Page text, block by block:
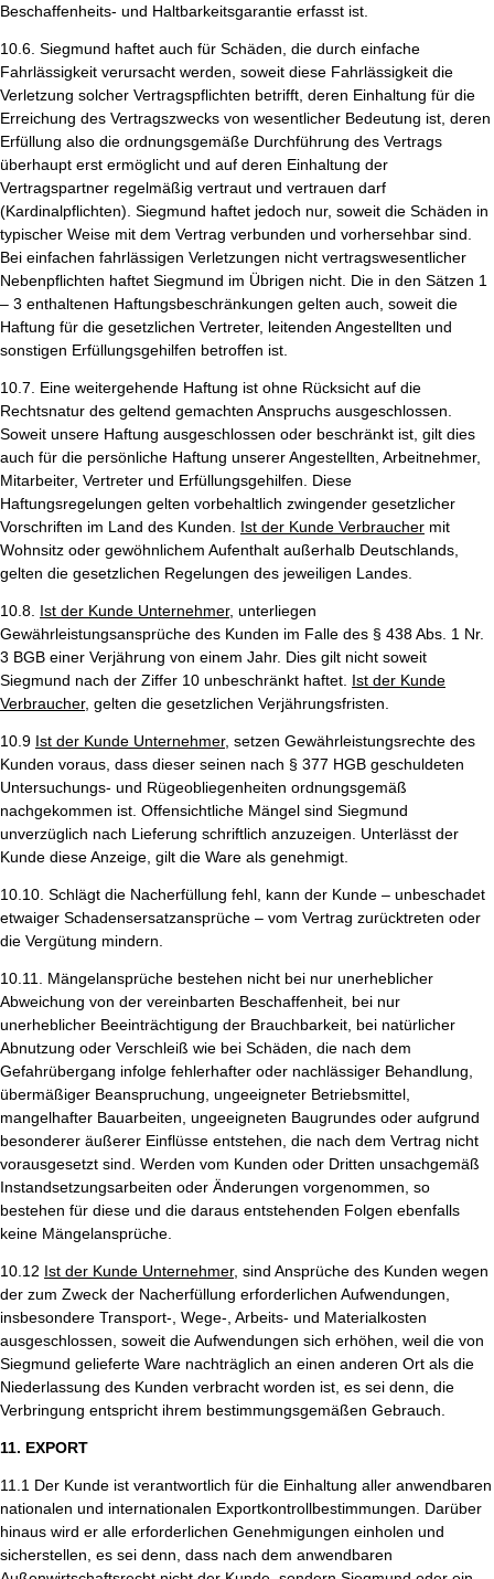
Beschaffenheits- und Haltbarkeitsgarantie erfasst ist.
10.6. Siegmund haftet auch für Schäden, die durch einfache
Fahrlässigkeit verursacht werden, soweit diese Fahrlässigkeit die
Verletzung solcher Vertragspflichten betrifft, deren Einhaltung für die
Erreichung des Vertragszwecks von wesentlicher Bedeutung ist, deren
Erfüllung also die ordnungsgemäße Durchführung des Vertrags
überhaupt erst ermöglicht und auf deren Einhaltung der
Vertragspartner regelmäßig vertraut und vertrauen darf
(Kardinalpflichten). Siegmund haftet jedoch nur, soweit die Schäden in
typischer Weise mit dem Vertrag verbunden und vorhersehbar sind.
Bei einfachen fahrlässigen Verletzungen nicht vertragswesentlicher
Nebenpflichten haftet Siegmund im Übrigen nicht. Die in den Sätzen 1
– 3 enthaltenen Haftungsbeschränkungen gelten auch, soweit die
Haftung für die gesetzlichen Vertreter, leitenden Angestellten und
sonstigen Erfüllungsgehilfen betroffen ist.
10.7. Eine weitergehende Haftung ist ohne Rücksicht auf die
Rechtsnatur des geltend gemachten Anspruchs ausgeschlossen.
Soweit unsere Haftung ausgeschlossen oder beschränkt ist, gilt dies
auch für die persönliche Haftung unserer Angestellten, Arbeitnehmer,
Mitarbeiter, Vertreter und Erfüllungsgehilfen. Diese
Haftungsregelungen gelten vorbehaltlich zwingender gesetzlicher
Vorschriften im Land des Kunden. Ist der Kunde Verbraucher mit
Wohnsitz oder gewöhnlichem Aufenthalt außerhalb Deutschlands,
gelten die gesetzlichen Regelungen des jeweiligen Landes.
10.8. Ist der Kunde Unternehmer, unterliegen
Gewährleistungsansprüche des Kunden im Falle des § 438 Abs. 1 Nr.
3 BGB einer Verjährung von einem Jahr. Dies gilt nicht soweit
Siegmund nach der Ziffer 10 unbeschränkt haftet. Ist der Kunde
Verbraucher, gelten die gesetzlichen Verjährungsfristen.
10.9 Ist der Kunde Unternehmer, setzen Gewährleistungsrechte des
Kunden voraus, dass dieser seinen nach § 377 HGB geschuldeten
Untersuchungs- und Rügeobliegenheiten ordnungsgemäß
nachgekommen ist. Offensichtliche Mängel sind Siegmund
unverzüglich nach Lieferung schriftlich anzuzeigen. Unterlässt der
Kunde diese Anzeige, gilt die Ware als genehmigt.
10.10. Schlägt die Nacherfüllung fehl, kann der Kunde – unbeschadet
etwaiger Schadensersatzansprüche – vom Vertrag zurücktreten oder
die Vergütung mindern.
10.11. Mängelansprüche bestehen nicht bei nur unerheblicher
Abweichung von der vereinbarten Beschaffenheit, bei nur
unerheblicher Beeinträchtigung der Brauchbarkeit, bei natürlicher
Abnutzung oder Verschleiß wie bei Schäden, die nach dem
Gefahrübergang infolge fehlerhafter oder nachlässiger Behandlung,
übermäßiger Beanspruchung, ungeeigneter Betriebsmittel,
mangelhafter Bauarbeiten, ungeeigneten Baugrundes oder aufgrund
besonderer äußerer Einflüsse entstehen, die nach dem Vertrag nicht
vorausgesetzt sind. Werden vom Kunden oder Dritten unsachgemäß
Instandsetzungsarbeiten oder Änderungen vorgenommen, so
bestehen für diese und die daraus entstehenden Folgen ebenfalls
keine Mängelansprüche.
10.12 Ist der Kunde Unternehmer, sind Ansprüche des Kunden wegen
der zum Zweck der Nacherfüllung erforderlichen Aufwendungen,
insbesondere Transport-, Wege-, Arbeits- und Materialkosten
ausgeschlossen, soweit die Aufwendungen sich erhöhen, weil die von
Siegmund gelieferte Ware nachträglich an einen anderen Ort als die
Niederlassung des Kunden verbracht worden ist, es sei denn, die
Verbringung entspricht ihrem bestimmungsgemäßen Gebrauch.
11. EXPORT
11.1 Der Kunde ist verantwortlich für die Einhaltung aller anwendbaren
nationalen und internationalen Exportkontrollbestimmungen. Darüber
hinaus wird er alle erforderlichen Genehmigungen einholen und
sicherstellen, es sei denn, dass nach dem anwendbaren